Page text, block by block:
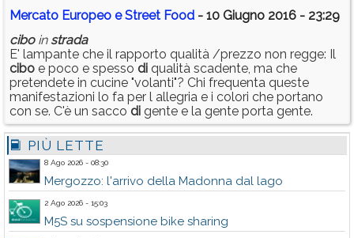
Mercato Europeo e Street Food - 10 Giugno 2016 - 23:29
ciboin strada
E' lampante che il rapporto qualità /prezzo non regge: Il
cibo e poco e spesso di qualità scadente, ma che
pretendete in cucine "volanti"? Chi frequenta queste
manifestazioni lo fa per l allegria e i colori che portano
con se. C'è un sacco di gente e la gente porta gente.
PIÙ LETTE
8 Ago 2026 - 08:30
Mergozzo: l'arrivo della Madonna dal lago
2 Ago 2026 - 15:03
M5S su sospensione bike sharing